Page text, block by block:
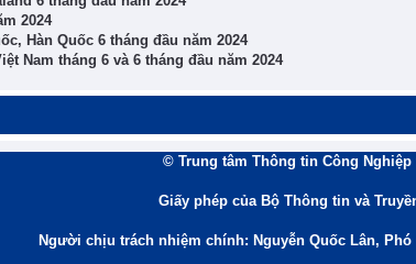
2024
Hàn Quốc 6 tháng đầu năm 2024
Nam tháng 6 và 6 tháng đầu năm 2024
© Trung tâm Thông tin Công
Giấy phép của Bộ Thông tin và
Người chịu trách nhiệm chính: Nguyễn Quốc Lân,